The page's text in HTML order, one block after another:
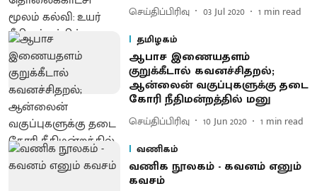
செய்திப்பிரிவு 03 Jul 2020 1 min read
தமிழகம்
ஆபாச இணையதளம்
குறுக்கீடால் கவனச்சிதறல்;
ஆன்லைன் வகுப்புகளுக்கு தடை
கோரி நீதிமன்றத்தில் மனு
செய்திப்பிரிவு 10 Jun 2020 1 min read
வணிகம்
வணிக நூலகம் - கவனம் எனும்
கவசம்